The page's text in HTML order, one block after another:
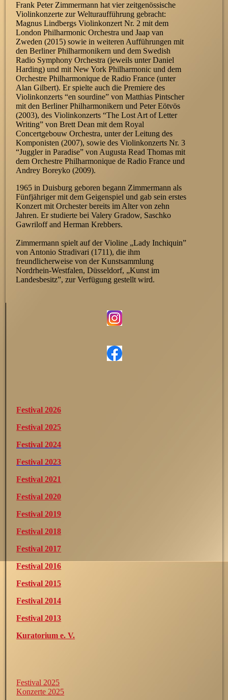
Frank Peter Zimmermann hat vier zeitgenössische
Violinkonzerte zur Welturaufführung gebracht:
Magnus Lindbergs Violinkonzert Nr. 2 mit dem
London Philharmonic Orchestra und Jaap van
Zweden (2015) sowie in weiteren Aufführungen mit
den Berliner Philharmonikern und dem Swedish
Radio Symphony Orchestra (jeweils unter Daniel
Harding) und mit New York Philharmonic und dem
Orchestre Philharmonique de Radio France (unter
Alan Gilbert). Er spielte auch die Premiere des
Violinkonzerts “en sourdine” von Matthias Pintscher
mit den Berliner Philharmonikern und Peter Eötvös
(2003), des Violinkonzerts “The Lost Art of Letter
Writing” von Brett Dean mit dem Royal
Concertgebouw Orchestra, unter der Leitung des
Komponisten (2007), sowie des Violinkonzerts Nr. 3
“Juggler in Paradise” von Augusta Read Thomas mit
dem Orchestre Philharmonique de Radio France und
Andrey Boreyko (2009).
1965 in Duisburg geboren begann Zimmermann als
Fünfjähriger mit dem Geigenspiel und gab sein erstes
Konzert mit Orchester bereits im Alter von zehn
Jahren. Er studierte bei Valery Gradow, Saschko
Gawriloff and Herman Krebbers.
Zimmermann spielt auf der Violine „Lady Inchiquin”
von Antonio Stradivari (1711), die ihm
freundlicherweise von der Kunstsammlung
Nordrhein-Westfalen, Düsseldorf, „Kunst im
Landesbesitz”, zur Verfügung gestellt wird.
Festival 2026
Festival 2025
Festival 2024
Festival 2023
Festival 2021
Festival 2020
Festival 2019
Festival 2018
Festival 2017
Festival 2016
Festival 2015
Festival 2014
Festival 2013
Kuratorium e. V.
Festival 2025
Konzerte 2025